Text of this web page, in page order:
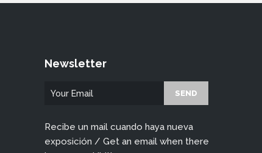
Newsletter
Recibe un mail cuando haya nueva
exposición / Get an email when there